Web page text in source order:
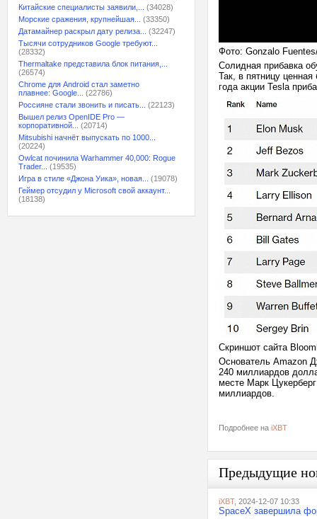
Китайские специалисты заявили,...
(34028)
Морские сражения, крупнейшая...
(33350)
Датамайнер раскрыл дату релиза...
(32247)
Тысячи сотрудников Google требуют...
(28332)
Thermaltake представила блок питания,...
(26574)
Chrome для Android стал заметно
плавнее: Google...
(22786)
Россияне стали звонить и писать...
(22123)
Вышел релиз OpenIDE Pro —
корпоративной...
(20714)
Mitsubishi начнёт выпускать по 1000...
(20224)
Owlcat починила Warhammer 40,000: Rogue
Trader...
(19535)
Игра в стиле «Джона Уика», новая...
(19078)
Геймер отсудил у Microsoft свой аккаунт...
(18138)
Фото: Gonzalo
Солидная прибавка
Так, в пятницу
года акции Tesla
Скриншот сайта
Основатель Amazon
240 миллиардов
месте Марк
миллиардов.
Подробнее на iXBT
Предыдущие
iXBT, 2024-12-07 10:33
SpaceX завершила